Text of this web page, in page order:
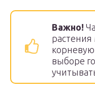
Важно!
растения
выборе